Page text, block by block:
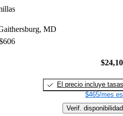
MD
El precio incluye tasas
$465/mes
Verif. disponibilidad